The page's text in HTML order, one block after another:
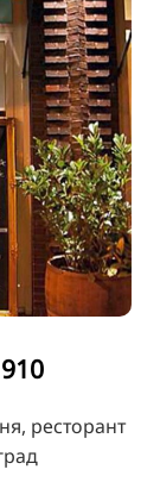
IT
DA
SV
FR
PT
TR
RU
FI
JA
ресторант